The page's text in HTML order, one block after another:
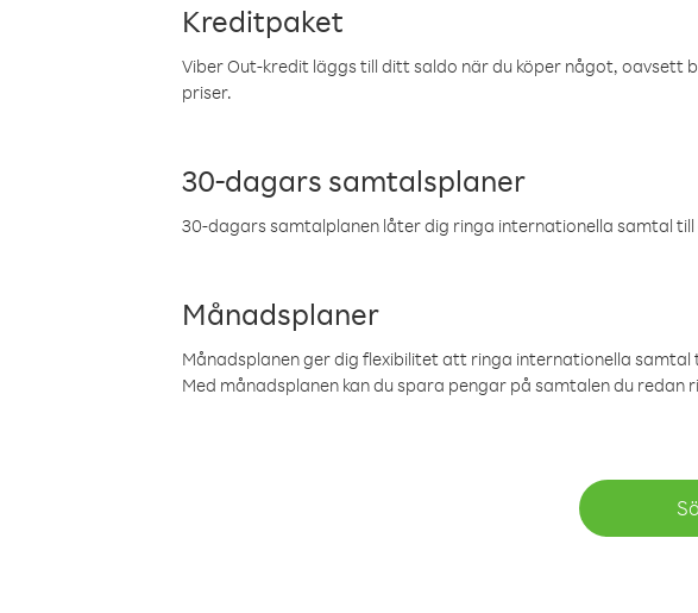
Kreditpaket
Viber Out-kredit läggs till ditt saldo när du köper något, oavsett
priser.
30-dagars samtalsplaner
30-dagars samtalplanen låter dig ringa internationella samtal
Månadsplaner
Månadsplanen ger dig flexibilitet att ringa internationella
Med månadsplanen kan du spara pengar på samtalen du redan